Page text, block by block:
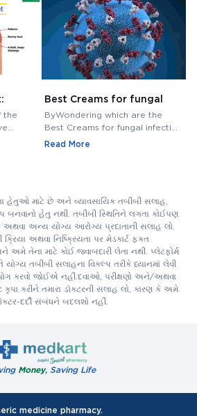
the
Best Creams for fungal
infection in private area -
Buy Cream Online
ByWondering which are the
Best Creams for fungal infection
in private area? Buy Fungal
Read More
હેતુઓ માટે છે અને વ્યાવસાયિક તબીબી સલાહ,
બનવાનો હેતુ નથી. તબીબી સ્થિતિને લગતા કોઈપણ
અથવા અન્ય યોગ્ય આરોગ્ય પ્રદાતાની સલાહ લો.
અથવા નિષ્ક્રિયતા પર મેડકાર્ટ ફક્ત
અમે તેના માટે કોઈ જવાબદારી લેતા નથી. પ્લેટફોર્મ
તબીબી સલાહના વિકલ્પ તરીકે ધ્યાનમાં લેવી
કરવો જોઈએ નહીં.દવાઓ, પરીક્ષણો અને/અથવા
કૃપા કરીને તમારા ડૉક્ટરની સલાહ લો, કારણ કે અમે
દર્દી સંબંધને બદલશો નહીં.
Money, Saving Life
medicine pharmacy.